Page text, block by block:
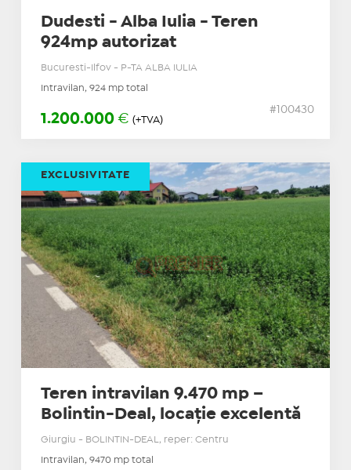
Dudesti - Alba Iulia - Teren
924mp autorizat
Bucuresti-Ilfov - P-TA ALBA IULIA
Intravilan, 924 mp total
1.200.000 € (+TVA)
#100430
Teren intravilan 9.470 mp –
Bolintin-Deal, locație excelentă
Giurgiu - BOLINTIN-DEAL, reper: Centru
Intravilan, 9470 mp total
EXCLUSIVITATE